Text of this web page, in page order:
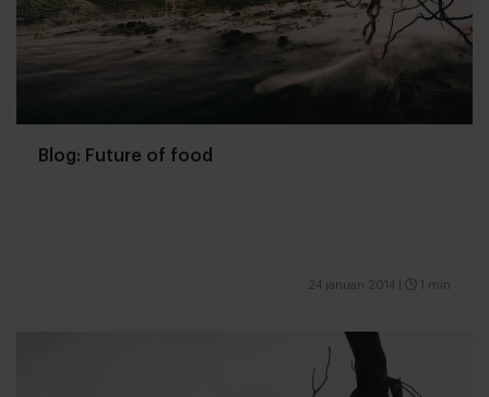
Blog: Future of food
24 januari 2014 1 min